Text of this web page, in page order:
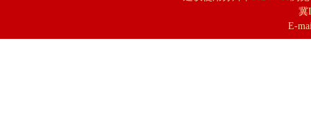
冀
E-